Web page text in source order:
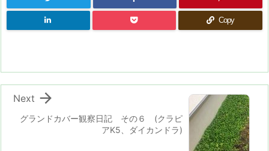
Copy
グランドカバー観察日記 その６ (クラピ
アK5、ダイカンドラ)

Next